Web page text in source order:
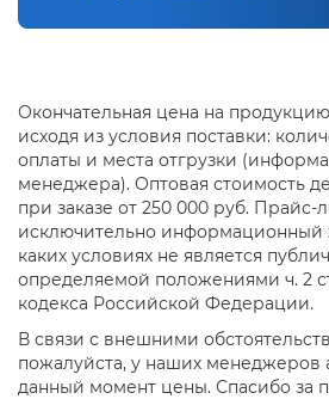
Окончательная цена на
исходя из условия поставки:
оплаты и места отгрузки
менеджера). Оптовая стоимость
при заказе от 250 000 руб. Прайс-
исключительно информационный
каких условиях не является
определяемой положениями ч. 2
кодекса Российской Федерации.
В связи с внешними
пожалуйста, у наших менеджеров
данный момент цены. Спасибо за